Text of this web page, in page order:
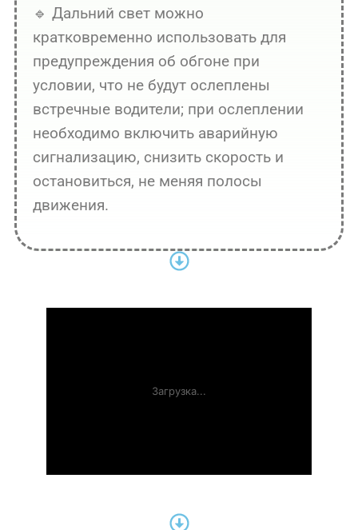
🔹 Дальний свет можно
кратковременно использовать для
предупреждения об обгоне при
условии, что не будут ослеплены
встречные водители; при ослеплении
необходимо включить аварийную
сигнализацию, снизить скорость и
остановиться, не меняя полосы
движения.